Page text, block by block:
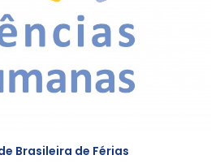
Brasileira de Férias